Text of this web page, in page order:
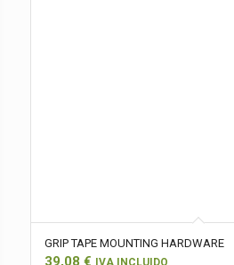
GRIP TAPE MOUNTING HARDWARE
39,08 € IVA INCLUIDO